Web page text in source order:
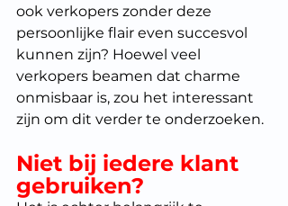
ook verkopers zonder deze
persoonlijke flair even succesvol
kunnen zijn? Hoewel veel
verkopers beamen dat charme
onmisbaar is, zou het interessant
zijn om dit verder te onderzoeken.
Niet bij iedere klant
gebruiken?